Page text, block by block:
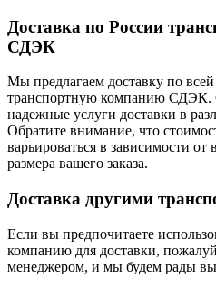
Доставка по России
СДЭК
Мы предлагаем доставку по
транспортную компанию СДЭК.
надежные услуги доставки в
Обратите внимание, что
варьироваться в зависимости
размера вашего заказа.
Доставка другими
Если вы предпочитаете
компанию для доставки,
менеджером, и мы будем рады